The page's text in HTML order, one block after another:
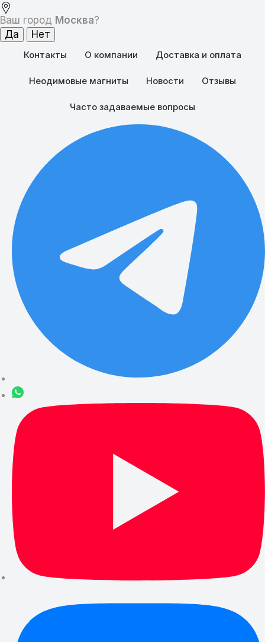
Ваш город Москва?
Контакты О компании Доставка и оплата
Неодимовые магниты Новости Отзывы
Часто задаваемые вопросы